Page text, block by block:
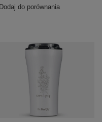
do porównania